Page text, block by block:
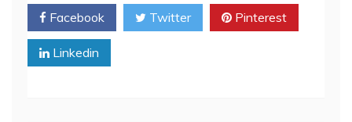
Facebook Twitter Pinterest
Linkedin